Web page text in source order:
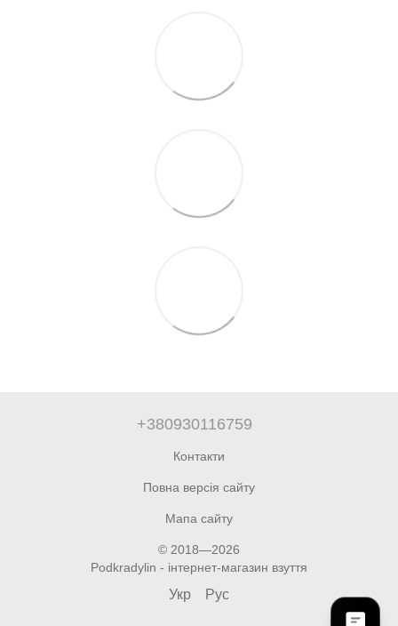
+380930116759
Контакти
Повна версія сайту
Мапа сайту
© 2018—2026
Podkradylin - інтернет-магазин взуття
Укр Рус